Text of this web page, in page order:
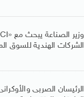
الشركات الهندية للسوق
الرئيسان الصربى